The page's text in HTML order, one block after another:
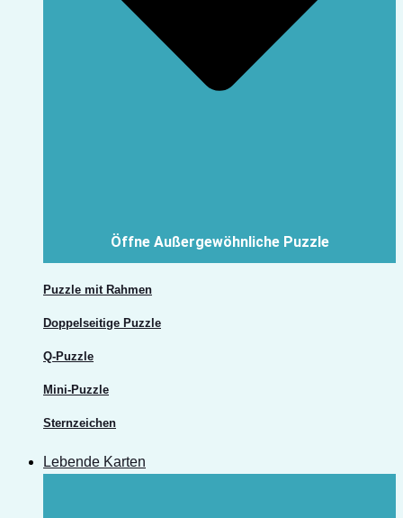
Öffne Außergewöhnliche Puzzle
Puzzle mit Rahmen
Doppelseitige Puzzle
Q-Puzzle
Mini-Puzzle
Sternzeichen
Lebende Karten